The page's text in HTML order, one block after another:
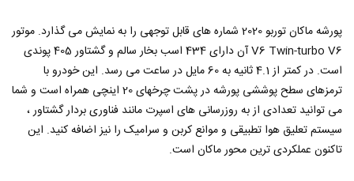
پورشه ماکان توربو 2020 شماره های قابل توجهی را به نمایش می گذارد. موتور
V6 Twin-turbo V6 آن دارای 434 اسب بخار سالم و گشتاور 405 پوندی
است. در کمتر از 4.1 ثانیه به 60 مایل در ساعت می رسد. این خودرو با
ترمزهای سطح پوششی پورشه در پشت چرخهای 20 اینچی همراه است و شما
می توانید تعدادی از به روزرسانی های اسپرت مانند فناوری بردار گشتاور ،
سیستم تعلیق هوا تطبیقی و موانع کربن و سرامیک را نیز اضافه کنید. این
تاکنون عملکردی ترین محور ماکان است.